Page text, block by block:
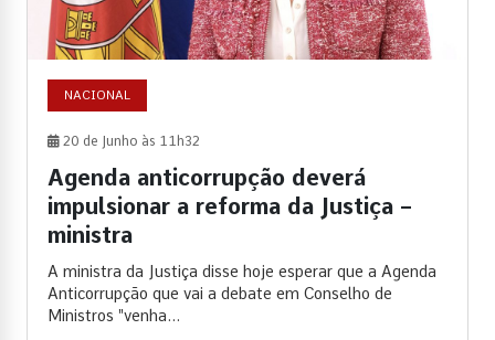
NACIONAL
20 de Junho às 11h32
Agenda anticorrupção deverá
impulsionar a reforma da Justiça –
ministra
A ministra da Justiça disse hoje esperar que a Agenda
Anticorrupção que vai a debate em Conselho de
Ministros "venha...